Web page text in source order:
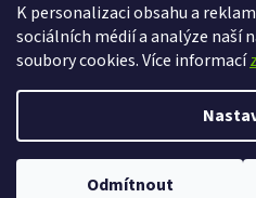
K personalizaci obsahu a
sociálních médií a analýze naší
soubory cookies. Více informací
Odmítnout
eXtrem-audio na facebooku
Copyright 2026eXtrem-
Upravit